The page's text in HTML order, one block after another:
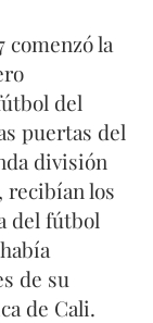
comenzó la
del
puertas del
división
recibían los
del fútbol
de su
de Cali.